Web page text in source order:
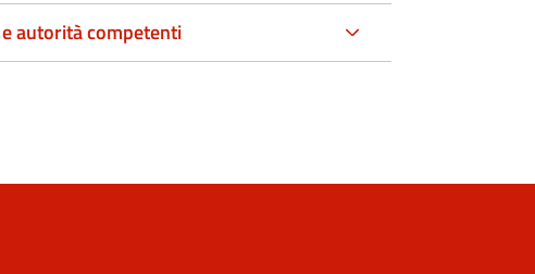
autorità competenti